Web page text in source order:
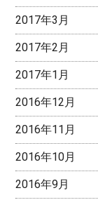
2017年3月
2017年2月
2017年1月
2016年12月
2016年11月
2016年10月
2016年9月